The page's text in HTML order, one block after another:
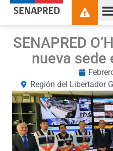
SENAPRED
nueva sede
Región del Libertador